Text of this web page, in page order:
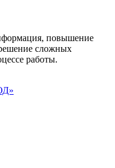
повышение
сложных
работы.